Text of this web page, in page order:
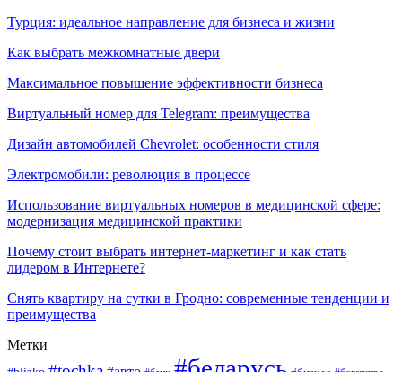
Турция: идеальное направление для бизнеса и жизни
Как выбрать межкомнатные двери
Максимальное повышение эффективности бизнеса
Виртуальный номер для Telegram: преимущества
Дизайн автомобилей Chevrolet: особенности стиля
Электромобили: революция в процессе
Использование виртуальных номеров в медицинской сфере:
модернизация медицинской практики
Почему стоит выбрать интернет-маркетинг и как стать
лидером в Интернете?
Снять квартиру на сутки в Гродно: современные тенденции и
преимущества
Метки